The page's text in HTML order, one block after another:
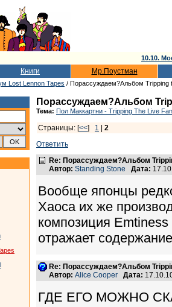
10.10.
Книги Мр.Поустман
Lost Lennon Tapes / Порассуждаем?Альбом Tripping
Порассуждаем?Альбом
Тема: Пол Маккартни - Tripping The Live
Страницы: [<<] 1
2
Ответить
Re: Порассуждаем?Альбом
Автор: Standing Stone Дата:
Вообще японцы
Хаоса их же
композиция
отражает
Re: Порассуждаем?Альбом
Автор: Alice Cooper Дата:
ГДЕ ЕГО МОЖНО